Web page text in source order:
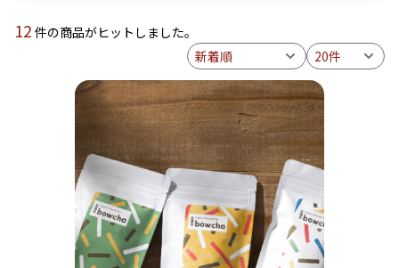
12 件の商品がヒットしました。